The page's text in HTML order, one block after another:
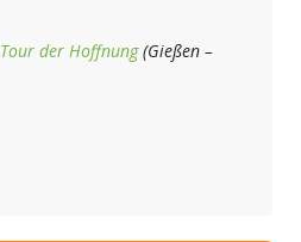
Tour der Hoffnung(Gießen –